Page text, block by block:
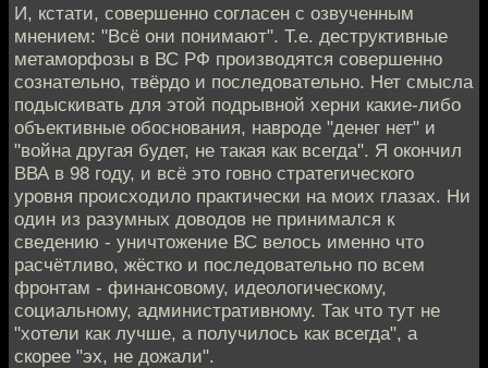
И, кстати, совершенно согласен с озвученным
мнением: "Всё они понимают". Т.е. деструктивные
метаморфозы в ВС РФ производятся совершенно
сознательно, твёрдо и последовательно. Нет смысла
подыскивать для этой подрывной херни какие-либо
объективные обоснования, навроде "денег нет" и
"война другая будет, не такая как всегда". Я окончил
ВВА в 98 году, и всё это говно стратегического
уровня происходило практически на моих глазах. Ни
один из разумных доводов не принимался к
сведению - уничтожение ВС велось именно что
расчётливо, жёстко и последовательно по всем
фронтам - финансовому, идеологическому,
социальному, административному. Так что тут не
"хотели как лучше, а получилось как всегда", а
скорее "эх, не дожали".